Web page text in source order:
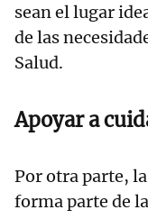
sean el lugar
de las
Salud.
Apoyar a
Por otra parte, la
forma parte de